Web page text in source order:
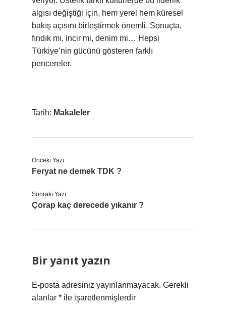
algısı değiştiği için, hem yerel hem küresel
bakış açısını birleştirmek önemli. Sonuçta,
fındık mı, incir mi, denim mi… Hepsi
Türkiye’nin gücünü gösteren farklı
pencereler.
Tarih: Makaleler
Önceki Yazı
Feryat ne demek TDK ?
Sonraki Yazı
Çorap kaç derecede yıkanır ?
Bir yanıt yazın
E-posta adresiniz yayınlanmayacak. Gerekli
alanlar * ile işaretlenmişlerdir